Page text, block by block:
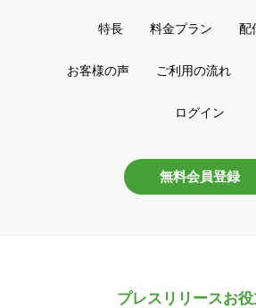
特長 料金プラン 配
お客様の声 ご利用の流れ
ログイン
無料会員登録
プレスリリースお